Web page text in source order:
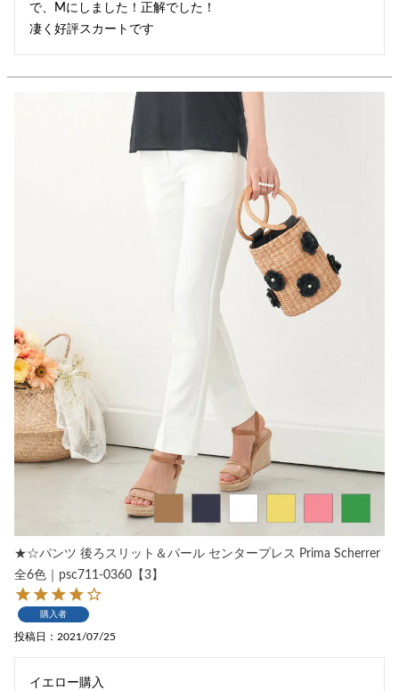
で、Mにしました！正解でした！
凄く好評スカートです
★☆パンツ 後ろスリット＆パール センタープレス Prima Scherrer
全6色｜psc711-0360【3】
購入者
投稿日 2021/07/25
イエロー購入